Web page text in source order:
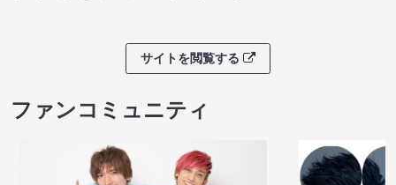
サイトを閲覧する
ファンコミュニティ